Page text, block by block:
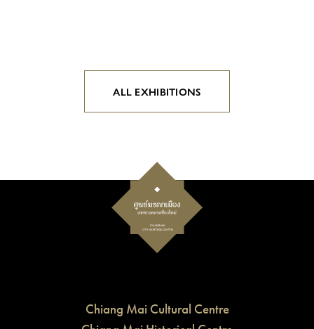
ALL EXHIBITIONS
Chiang Mai Cultural Centre